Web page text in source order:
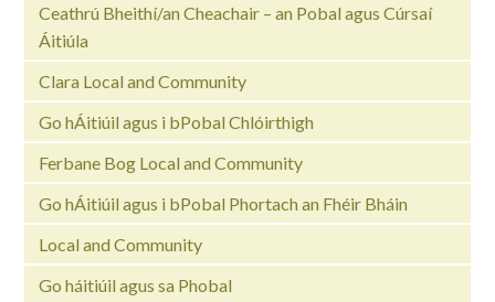
Ceathrú Bheithí/an Cheachair – an Pobal agus Cúrsaí
Áitiúla
Clara Local and Community
Go hÁitiúil agus i bPobal Chlóirthigh
Ferbane Bog Local and Community
Go hÁitiúil agus i bPobal Phortach an Fhéir Bháin
Local and Community
Go háitiúil agus sa Phobal